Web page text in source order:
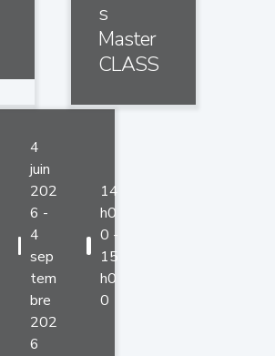
s
Master
CLASS
4
juin
202
6 -
4
sep
tem
bre
202
6
14
h0
0 -
15
h0
0